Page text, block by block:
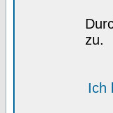
zu.
Ich